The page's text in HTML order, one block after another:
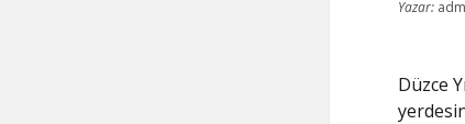
Yazar:
Düzce